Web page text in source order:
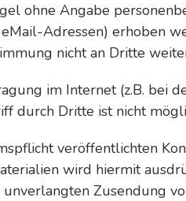
ohne Angabe
Adressen) erhoben
nicht an Dritte
im Internet (z.B. bei
durch Dritte ist nicht
veröffentlichten
wird hiermit
Zusendung